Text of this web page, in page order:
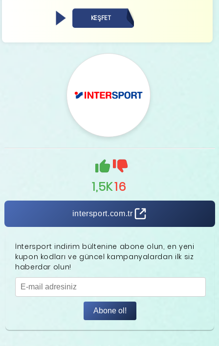
KEŞFET
1,5K16
intersport.com.tr
İntersport indirim bültenine abone olun, en yeni
kupon kodları ve güncel kampanyalardan ilk siz
haberdar olun!
Abone ol!